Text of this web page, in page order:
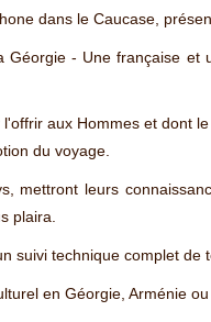
dans le Caucase,
- Une française
aux Hommes et dont
du voyage.
mettront leurs
plaira.
suivi technique complet de
en Géorgie, Arménie